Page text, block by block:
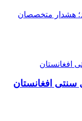
هشدار متخصصان
سنتی افغانستان